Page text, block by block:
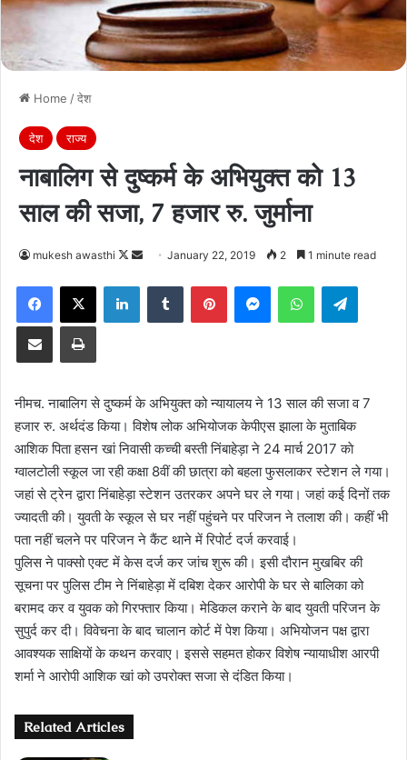
Home /देश
देश राज्य
नाबालिग से दुष्कर्म के अभियुक्त काे 13
साल की सजा, 7 हजार रु. जुर्माना
mukesh awasthi
Follow
Send
email
January 22, 2019 2 1 minute read
Facebook
X LinkedInTumblr PinterestMessengerWhatsApp
Share via Email Print
नीमच. नाबालिग से दुष्कर्म के अभियुक्त को न्यायालय ने 13 साल की सजा व 7
हजार रु. अर्थदंड किया। विशेष लोक अभियोजक केपीएस झाला के मुताबिक
आशिक पिता हसन खां निवासी कच्ची बस्ती निंबाहेड़ा ने 24 मार्च 2017 काे
ग्वालटोली स्कूल जा रही कक्षा 8वीं की छात्रा को बहला फुसलाकर स्टेशन ले गया।
जहां से ट्रेन द्वारा निंबाहेड़ा स्टेशन उतरकर अपने घर ले गया। जहां कई दिनों तक
ज्यादती की। युवती के स्कूल से घर नहीं पहुंचने पर परिजन ने तलाश की। कहीं भी
पता नहीं चलने पर परिजन ने कैंट थाने में रिपोर्ट दर्ज करवाई।
पुलिस ने पाक्सो एक्ट में केस दर्ज कर जांच शुरू की। इसी दौरान मुखबिर की
सूचना पर पुलिस टीम ने निंबाहेड़ा में दबिश देकर आरोपी के घर से बालिका को
बरामद कर व युवक को गिरफ्तार किया। मेडिकल कराने के बाद युवती परिजन के
सुपुर्द कर दी। विवेचना के बाद चालान कोर्ट में पेश किया। अभियोजन पक्ष द्वारा
आवश्यक साक्षियों के कथन करवाए। इससे सहमत होकर विशेष न्यायाधीश आरपी
शर्मा ने आरोपी आशिक खां को उपरोक्त सजा से दंडित किया।
Related Articles